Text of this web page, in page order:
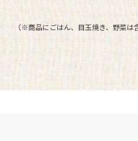
（※商品にごはん、目玉焼き、野菜は